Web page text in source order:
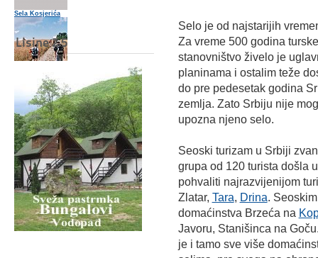
Sela Kosjerića
Borač
Lisine 2.5
Selo je od najstarijih
Za vreme 500 godina
stanovništvo živelo je
planinama i ostalim teže
do pre pedesetak godina
zemlja. Zato Srbiju nije
upozna njeno selo.
Seoski turizam u Srbiji
grupa od 120 turista došla
pohvaliti najrazvijenijom
Zlatar, Tara, Drina.
domaćinstva Brzeća na
Javoru, Stanišinca na
je i tamo sve više